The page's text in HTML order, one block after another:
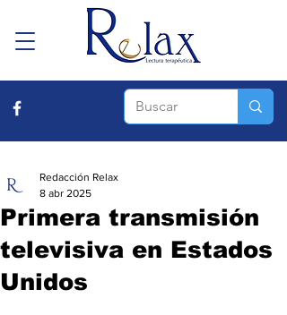
Primera transmisión
televisiva en Estados
Unidos
Redacción Relax
8 abr 2025